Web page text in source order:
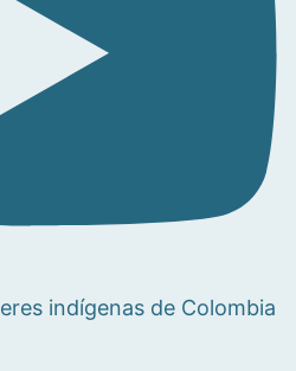
indígenas de Colombia